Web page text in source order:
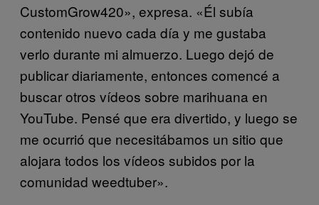
CustomGrow420», expresa. «Él subía
contenido nuevo cada día y me gustaba
verlo durante mi almuerzo. Luego dejó de
publicar diariamente, entonces comencé a
buscar otros vídeos sobre marihuana en
YouTube. Pensé que era divertido, y luego se
me ocurrió que necesitábamos un sitio que
alojara todos los vídeos subidos por la
comunidad weedtuber».